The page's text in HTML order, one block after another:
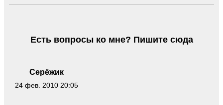
Серёжик
24 фев. 2010 20:05
Есть вопросы ко мне? Пишите сюда